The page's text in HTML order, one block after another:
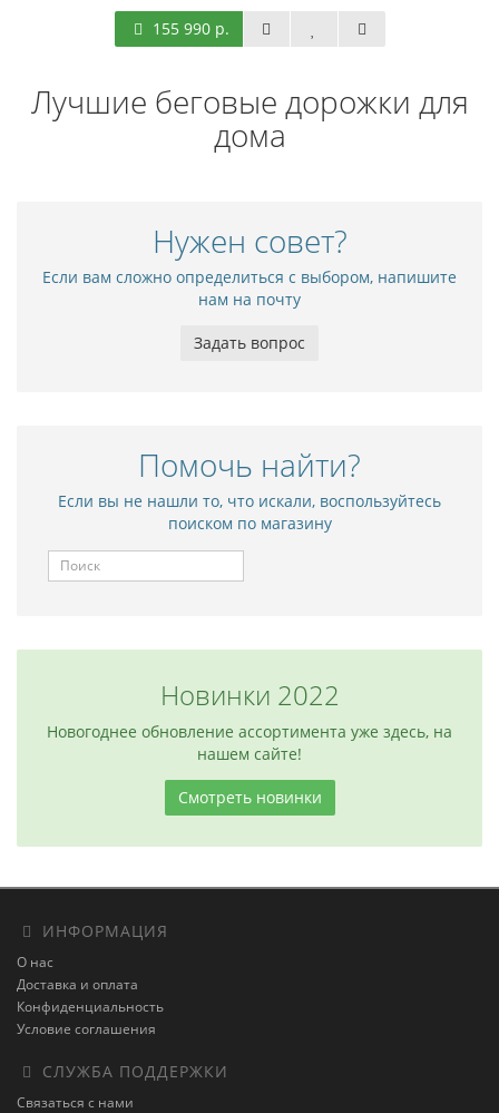
155 990 р.
Лучшие беговые дорожки для
дома
Нужен совет?
Если вам сложно определиться с выбором, напишите
нам на почту
Задать вопрос
Помочь найти?
Если вы не нашли то, что искали, воспользуйтесь
поиском по магазину
Новинки 2022
Новогоднее обновление ассортимента уже здесь, на
нашем сайте!
Смотреть новинки
ИНФОРМАЦИЯ
О нас
Доставка и оплата
Конфиденциальность
Условие соглашения
СЛУЖБА ПОДДЕРЖКИ
Связаться с нами